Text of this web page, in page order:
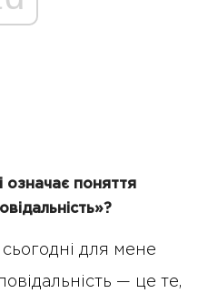
означає поняття
для мене
— це те,